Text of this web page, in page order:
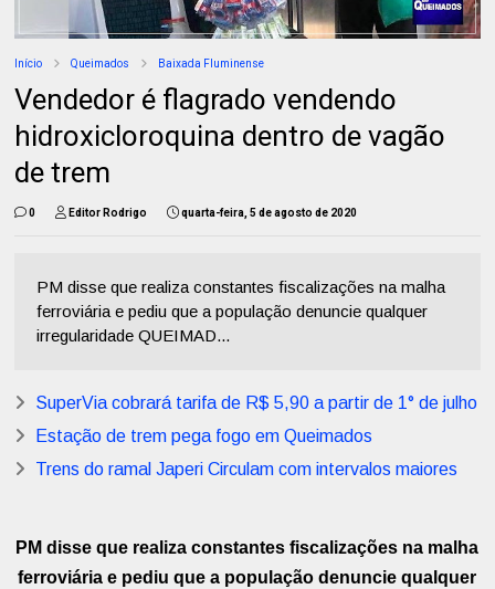
Início Queimados Baixada Fluminense
Vendedor é flagrado vendendo
hidroxicloroquina dentro de vagão
de trem
0 Editor Rodrigo quarta-feira, 5 de agosto de 2020
PM disse que realiza constantes fiscalizações na malha
ferroviária e pediu que a população denuncie qualquer
irregularidade QUEIMAD...
SuperVia cobrará tarifa de R$ 5,90 a partir de 1° de julho
Estação de trem pega fogo em Queimados
Trens do ramal Japeri Circulam com intervalos maiores
PM disse que realiza constantes fiscalizações na malha
ferroviária e pediu que a população denuncie qualquer